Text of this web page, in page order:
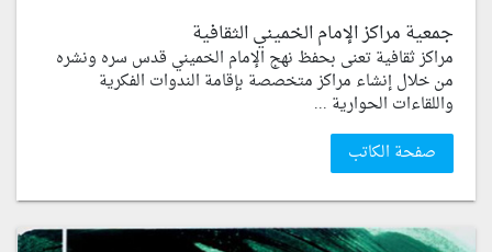
جمعية مراكز الإمام الخميني الثقافية
مراكز ثقافية تعنى بحفظ نهج الإمام الخميني قدس سره ونشره
من خلال إنشاء مراكز متخصصة بإقامة الندوات الفكرية
واللقاءات الحوارية ...
صفحة الكاتب